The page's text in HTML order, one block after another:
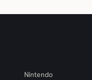
Nintendo